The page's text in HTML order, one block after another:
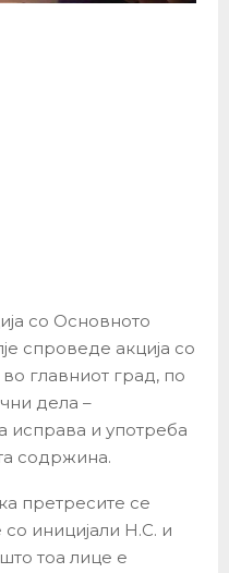
со Основното
спроведе акција со
главниот град, по
дела –
и употреба
содржина.
претресите се
иницијали Н.С. и
тоа лице е